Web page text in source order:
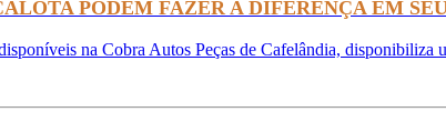
PODEM FAZER A DIFERENÇA EM
na Cobra Autos Peças de Cafelândia, disponibiliza